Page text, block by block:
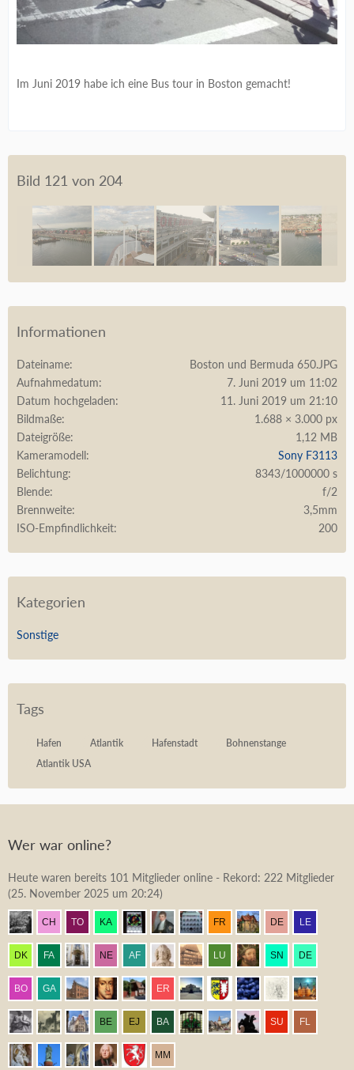
Im Juni 2019 habe ich eine Bus tour in Boston gemacht!
Bild 121 von 204
Informationen
Dateiname
Boston und Bermuda 650.JPG
Aufnahmedatum
7. Juni 2019 um 11:02
Datum hochgeladen
11. Juni 2019 um 21:10
Bildmaße
1.688 × 3.000 px
Dateigröße
1,12 MB
Kameramodell
Sony F3113
Belichtung
8343/1000000 s
Blende
f/2
Brennweite
3,5mm
ISO-Empfindlichkeit
200
Kategorien
Sonstige
Tags
Hafen Atlantik Hafenstadt
Bohnenstange
Atlantik USA
Wer war online?
Heute waren bereits 101 Mitglieder online - Rekord: 222 Mitglieder
(25. November 2025 um 20:24)